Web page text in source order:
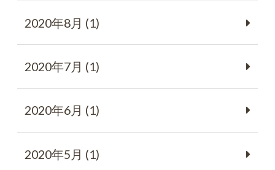
2020年8月 (1)
2020年7月 (1)
2020年6月 (1)
2020年5月 (1)